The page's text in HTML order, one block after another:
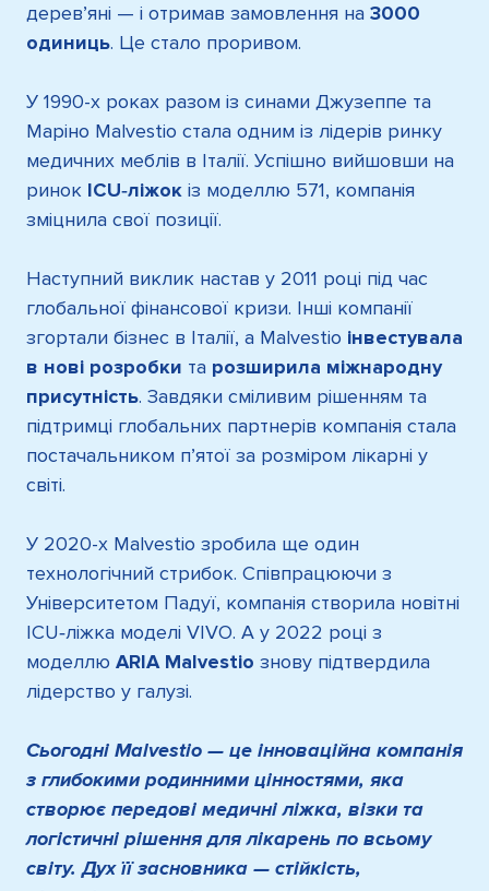
дерев’яні — і отримав замовлення на 3000
одиниць. Це стало проривом.
У 1990-х роках разом із синами Джузеппе та
Маріно Malvestio стала одним із лідерів ринку
медичних меблів в Італії. Успішно вийшовши на
ринок ICU‑ліжок із моделлю 571, компанія
зміцнила свої позиції.
Наступний виклик настав у 2011 році під час
глобальної фінансової кризи. Інші компанії
згортали бізнес в Італії, а Malvestio інвестувала
в нові розробки та розширила міжнародну
присутність. Завдяки сміливим рішенням та
підтримці глобальних партнерів компанія стала
постачальником п’ятої за розміром лікарні у
світі.
У 2020-х Malvestio зробила ще один
технологічний стрибок. Співпрацюючи з
Університетом Падуї, компанія створила новітні
ICU‑ліжка моделі VIVO. А у 2022 році з
моделлю ARIA Malvestio знову підтвердила
лідерство у галузі.
Сьогодні Malvestio — це інноваційна компанія
з глибокими родинними цінностями, яка
створює передові медичні ліжка, візки та
логістичні рішення для лікарень по всьому
світу. Дух її засновника — стійкість,